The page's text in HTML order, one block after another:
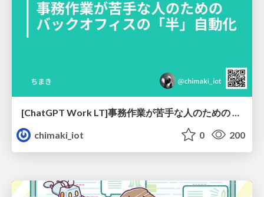
chimaki_iot
0 200